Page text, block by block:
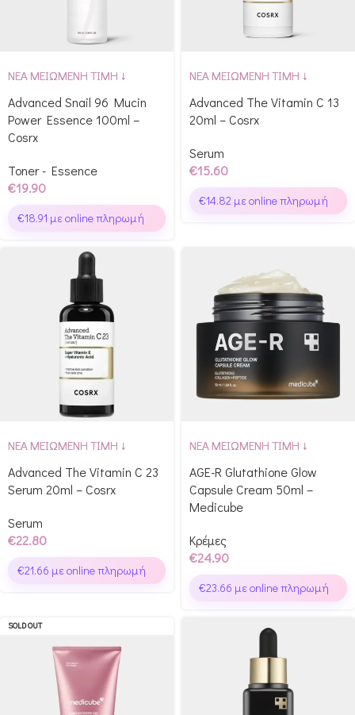
ΝΕΑ ΜΕΙΩΜΕΝΗ ΤΙΜΗ ↓
Advanced Snail 96 Mucin
Power Essence 100ml –
Cosrx
Toner - Essence
€19.90
€18.91 με online πληρωμή
ΝΕΑ ΜΕΙΩΜΕΝΗ ΤΙΜΗ ↓
Advanced The Vitamin C 13
20ml – Cosrx
Serum
€15.60
€14.82 με online πληρωμή
ΝΕΑ ΜΕΙΩΜΕΝΗ ΤΙΜΗ ↓
Advanced The Vitamin C 23
Serum 20ml – Cosrx
Serum
€22.80
€21.66 με online πληρωμή
ΝΕΑ ΜΕΙΩΜΕΝΗ ΤΙΜΗ ↓
AGE-R Glutathione Glow
Capsule Cream 50ml –
Medicube
Κρέμες
€24.90
€23.66 με online πληρωμή
SOLD OUT